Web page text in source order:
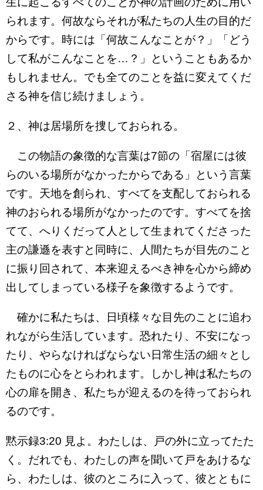
られます。何故ならそれが私たちの人生の目的だ
からです。時には「何故こんなことが？」「どう
して私がこんなことを…？」ということもあるか
もしれません。でも全てのことを益に変えてくだ
さる神を信じ続けましょう。
２、神は居場所を捜しておられる。
この物語の象徴的な言葉は7節の「宿屋には彼
らのいる場所がなかったからである」という言葉
です。天地を創られ、すべてを支配しておられる
神のおられる場所がなかったのです。すべてを捨
てて、へりくだって人として生まれてくださった
主の謙遜を表すと同時に、人間たちが目先のこと
に振り回されて、本来迎えるべき神を心から締め
出してしまっている様子を象徴するようです。
確かに私たちは、日頃様々な目先のことに追わ
れながら生活しています。恐れたり、不安になっ
たり、やらなければならない日常生活の細々とし
たものに心をとらわれます。しかし神は私たちの
心の扉を開き、私たちが迎えるのを待っておられ
るのです。
黙示録3:20 見よ。わたしは、戸の外に立ってたた
く。だれでも、わたしの声を聞いて戸をあけるな
ら、わたしは、彼のところに入って、彼とともに